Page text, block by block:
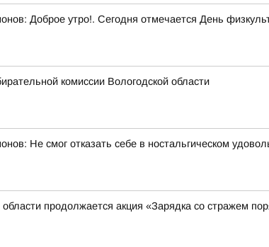
Доброе утро!. Сегодня отмечается День
комиссии Вологодской области
Не смог отказать себе в ностальгическом
продолжается акция «Зарядка со стражем